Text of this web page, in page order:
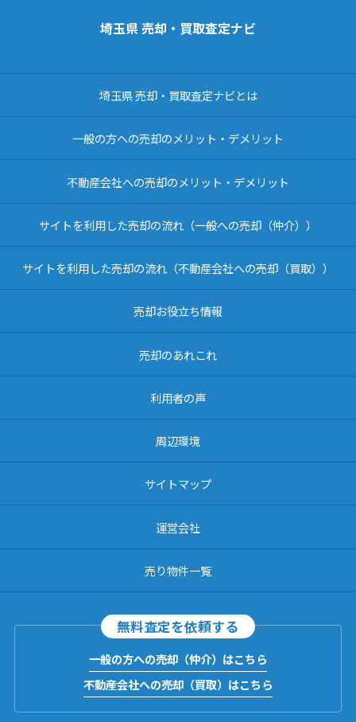
埼玉県 売却・買取査定ナビ
埼玉県 売却・買取査定ナビとは
一般の方への売却のメリット・デメリット
不動産会社への売却のメリット・デメリット
サイトを利用した売却の流れ（一般への売却（仲介））
サイトを利用した売却の流れ（不動産会社への売却（買取））
売却お役立ち情報
売却のあれこれ
利用者の声
周辺環境
サイトマップ
運営会社
売り物件一覧
無料査定を依頼する
一般の方への売却（仲介）はこちら
不動産会社への売却（買取）はこちら